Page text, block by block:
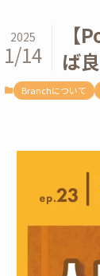
【
ば
2025
1/14
Branchについて